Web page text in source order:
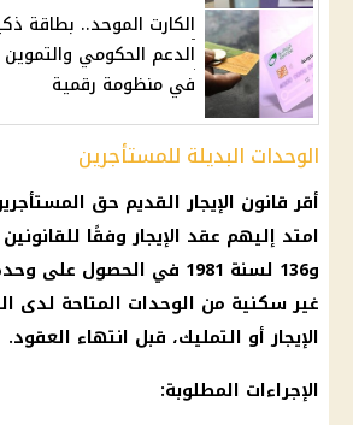
الكارت الموحد.. بطاقة
الدعم الحكومي
في منظومة رقمية
الوحدات البديلة للمستأجرين
أقر قانون الإيجار القديم حق
و136 لسنة 1981 في الحصول
غير سكنية من الوحدات المتاحة لدى
الإيجار أو التمليك، قبل انتهاء العقود.
الإجراءات المطلوبة: